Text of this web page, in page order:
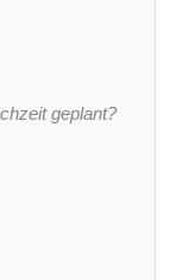
geplant?